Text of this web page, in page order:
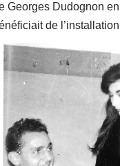
Georges Dudognon
de